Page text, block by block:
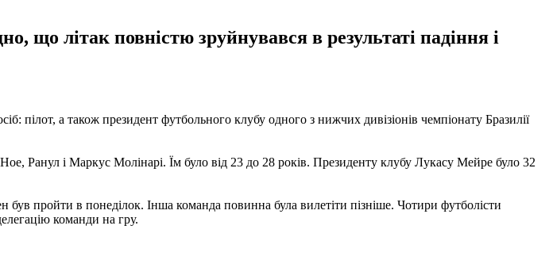
що літак повністю зруйнувався в результаті падіння і
пілот, а також президент футбольного клубу одного з нижчих дивізіонів чемпіонату Бразилії
Ранул і Маркус Молінарі. Їм було від 23 до 28 років. Президенту клубу Лукасу Мейре було 32
пройти в понеділок. Інша команда повинна була вилетіти пізніше. Чотири футболісти
команди на гру.